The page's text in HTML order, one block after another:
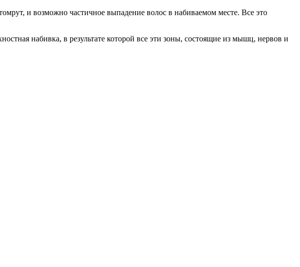
и возможно частичное выпадение волос в набиваемом месте. Все это
набивка, в результате которой все эти зоны, состоящие из мышц, нервов и